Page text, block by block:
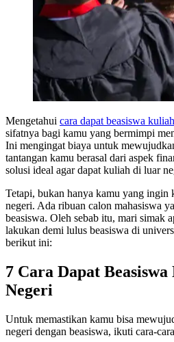
Mengetahui cara dapat beasiswa
sifatnya bagi kamu yang bermimpi
Ini mengingat biaya untuk
tantangan kamu berasal dari aspek
solusi ideal agar dapat kuliah di luar
Tetapi, bukan hanya kamu yang ingin
negeri. Ada ribuan calon mahasiswa
beasiswa. Oleh sebab itu, mari simak
lakukan demi lulus beasiswa di
berikut ini:
7 Cara Dapat
Negeri
Untuk memastikan kamu bisa
negeri dengan beasiswa, ikuti cara-